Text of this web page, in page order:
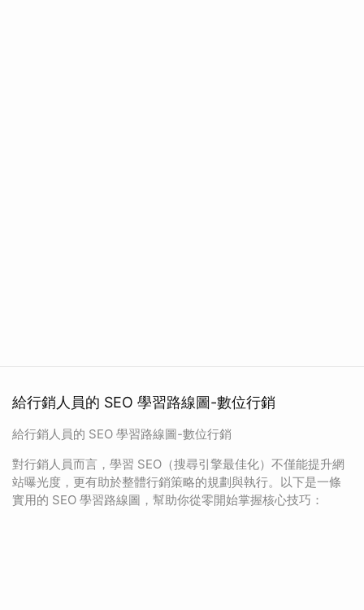
給行銷人員的 SEO 學習路線圖-數位行銷
給行銷人員的 SEO 學習路線圖-數位行銷
對行銷人員而言，學習 SEO（搜尋引擎最佳化）不僅能提升網
站曝光度，更有助於整體行銷策略的規劃與執行。以下是一條
實用的 SEO 學習路線圖，幫助你從零開始掌握核心技巧：